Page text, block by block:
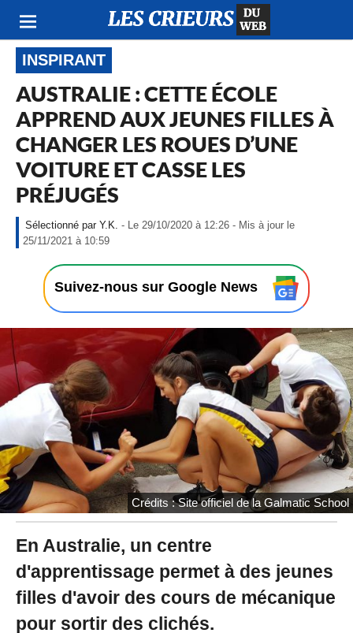
INSPIRANT
AUSTRALIE : CETTE ÉCOLE
APPREND AUX JEUNES FILLES À
CHANGER LES ROUES D’UNE
VOITURE ET CASSE LES
PRÉJUGÉS
Y.K. - Le 29/10/2020 à 12:26 - Mis à jour le
25/11/2021 à 10:59
2
/
1
0
0
2
0
1
2
:
2
6
-
M
s
u
Suivez-nous sur Google News
Crédits : Site officiel de la Galmatic School
En Australie, un centre
d'apprentissage permet à des jeunes
filles d'avoir des cours de mécanique
pour sortir des clichés.